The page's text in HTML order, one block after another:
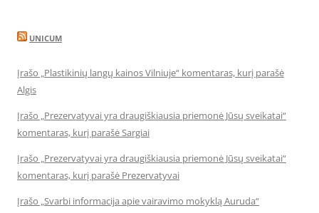
UNICUM
Įrašo „Plastikinių langų kainos Vilniuje“ komentaras, kurį parašė
Algis
Įrašo „Prezervatyvai yra draugiškiausia priemonė Jūsų sveikatai“
komentaras, kurį parašė Sargiai
Įrašo „Prezervatyvai yra draugiškiausia priemonė Jūsų sveikatai“
komentaras, kurį parašė Prezervatyvai
Įrašo „Svarbi informacija apie vairavimo mokyklą Auruda“